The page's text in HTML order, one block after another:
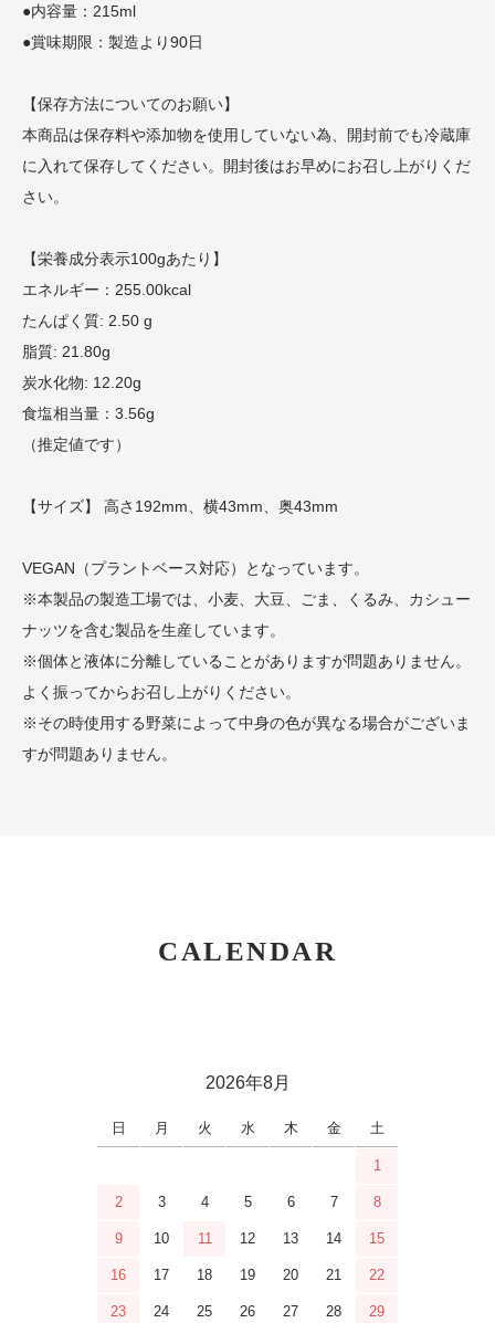
●内容量：215ml
●賞味期限：製造より90日
【保存方法についてのお願い】
本商品は保存料や添加物を使用していない為、開封前でも冷蔵庫
に入れて保存してください。開封後はお早めにお召し上がりくだ
さい。
【栄養成分表示100gあたり】
エネルギー：255.00kcal
たんぱく質: 2.50 g
脂質: 21.80g
炭水化物: 12.20g
食塩相当量：3.56g
（推定値です）
【サイズ】 高さ192mm、横43mm、奥43mm
VEGAN（プラントベース対応）となっています。
※本製品の製造工場では、小麦、大豆、ごま、くるみ、カシュー
ナッツを含む製品を生産しています。
※個体と液体に分離していることがありますが問題ありません。
よく振ってからお召し上がりください。
※その時使用する野菜によって中身の色が異なる場合がございま
すが問題ありません。
CALENDAR
2026年8月
日 月 火 水 木 金 土
1
2 3 4 5 6 7 8
9 10 11 12 13 14 15
16 17 18 19 20 21 22
23 24 25 26 27 28 29